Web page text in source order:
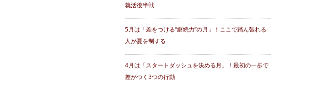
就活後半戦
5月は「差をつける“継続力”の月」！ここで踏ん張れる
人が夏を制する
4月は「スタートダッシュを決める月」！最初の一歩で
差がつく3つの行動